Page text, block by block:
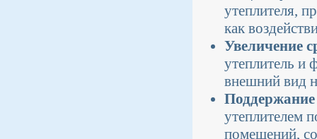
утеплителя,
как
Увеличение
утеплитель и
внешний вид
утеплителем
помещений,